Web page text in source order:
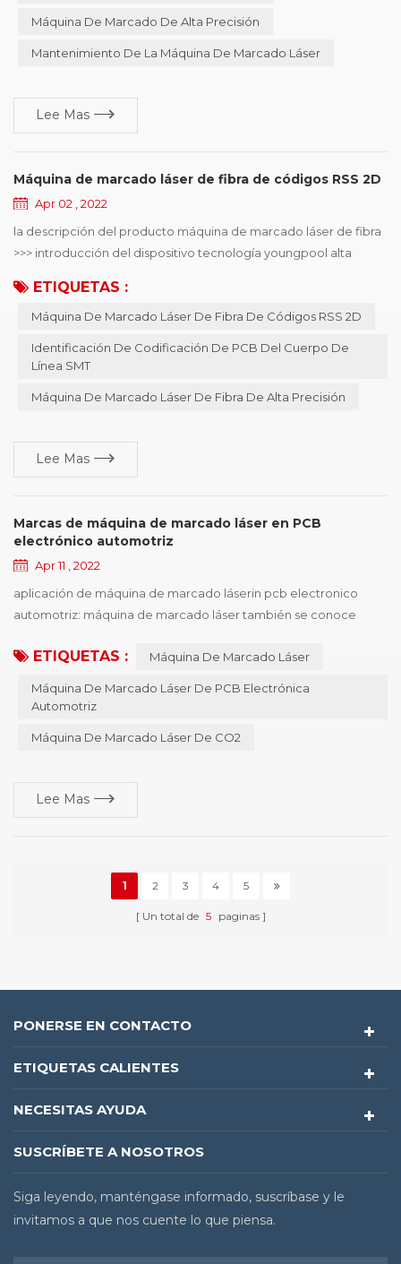
vida útil de la máquina. máquina de marcado lá...
Máquina De Marcado De Alta Precisión
Mantenimiento De La Máquina De Marcado Láser
Lee Mas
Máquina de marcado láser de fibra de códigos RSS 2D
Apr 02 , 2022
la descripción del producto máquina de marcado láser de fibra
>>> introducción del dispositivo tecnología youngpool alta
principalmente en identificación de codificación de PCB de
cuerpo de línea smt, puede elegir la codificación en línea o
puede resolver el teléfono mó...
ETIQUETAS :
Máquina De Marcado Láser De Fibra De Códigos RSS 2D
Identificación De Codificación De PCB Del Cuerpo De
Línea SMT
Máquina De Marcado Láser De Fibra De Alta Precisión
Lee Mas
Marcas de máquina de marcado láser en PCB
electrónico automotriz
Apr 11 , 2022
aplicación de máquina de marcado láserin pcb electronico
automotriz: máquina de marcado láser también se conoce
láser , máquina de marcado láser , máquina de marcado láser ,
máquina de marcado láser tiene varios tipos de máquinas , y las
ETIQUETAS : Máquina De Marcado Láser
Máquina De Marcado Láser De PCB Electrónica
Automotriz
Máquina De Marcado Láser De CO2
Lee Mas
1 2 3 4 5
Un total de 5 paginas
PONERSE EN CONTACTO
ETIQUETAS CALIENTES
NECESITAS AYUDA
SUSCRÍBETE A NOSOTROS
Siga leyendo, manténgase informado, suscríbase y le
invitamos a que nos cuente lo que piensa.